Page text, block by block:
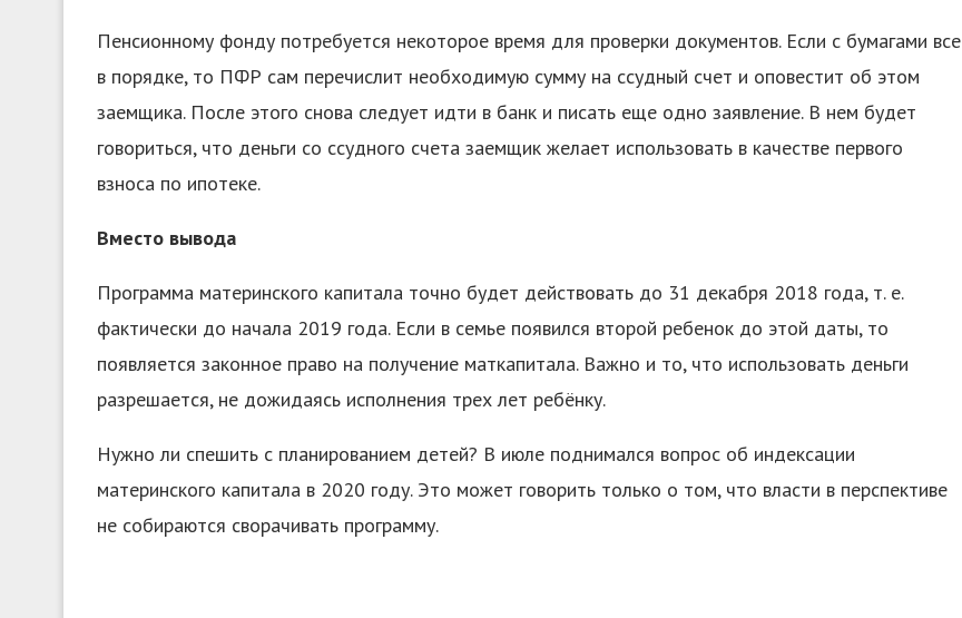
Пенсионному фонду потребуется некоторое время для проверки документов. Если с бумагами все
в порядке, то ПФР сам перечислит необходимую сумму на ссудный счет и оповестит об этом
заемщика. После этого снова следует идти в банк и писать еще одно заявление. В нем будет
говориться, что деньги со ссудного счета заемщик желает использовать в качестве первого
взноса по ипотеке.
Вместо вывода
Программа материнского капитала точно будет действовать до 31 декабря 2018 года, т. е.
фактически до начала 2019 года. Если в семье появился второй ребенок до этой даты, то
появляется законное право на получение маткапитала. Важно и то, что использовать деньги
разрешается, не дожидаясь исполнения трех лет ребёнку.
Нужно ли спешить с планированием детей? В июле поднимался вопрос об индексации
материнского капитала в 2020 году. Это может говорить только о том, что власти в перспективе
не собираются сворачивать программу.